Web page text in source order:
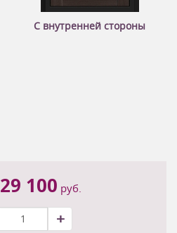
С внутренней стороны
29 100 руб.
+